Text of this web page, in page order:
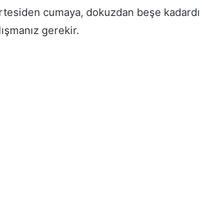
cumaya, dokuzdan beşe
gerekir.